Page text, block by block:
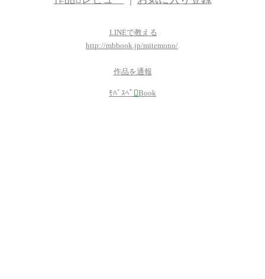
LINEで教える
http://mbbook.jp/mitemono/
作品を通報
ﾓﾊﾞｽﾍﾟ Book